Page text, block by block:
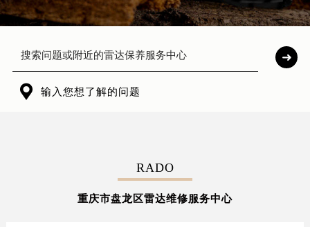
 输入您想了解的问题
RADO
重庆市盘龙区雷达维修服务中心